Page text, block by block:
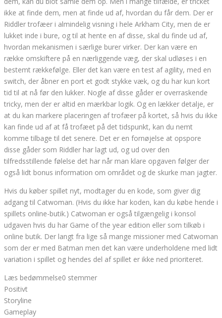
ikke at finde dem, men at finde ud af, hvordan du får dem. Der er
Riddler trofæer i almindelig visning i hele Arkham City, men de er
lukket inde i bure, og til at hente en af ​​disse, skal du finde ud af,
hvordan mekanismen i særlige burer virker. Der kan være en
række omskiftere på en nærliggende væg, der skal udløses i en
bestemt rækkefølge. Eller det kan være en test af agility, med en
switch, der åbner en port et godt stykke væk, og du har kun kort
tid til at nå før den lukker. Nogle af disse gåder er overraskende
tricky, men der er altid en mærkbar logik. Og en lækker detalje, er
at du kan markere placeringen af ​​trofæer på kortet, så hvis du ikke
kan finde ud af at få trofæet på det tidspunkt, kan du nemt
komme tilbage til det senere. Det er en fornøjelse at opspore
disse gåder som Riddler har lagt ud, og ud over den
tilfredsstillende følelse det har når man klare opgaven følger der
også lidt bonus information om området og de skurke man jagter.
Hvis du køber spillet nyt, modtager du en kode, som giver dig
adgang til Catwoman. (Hvis du ikke har koden, kan du købe hende i
spillets online-butik.) Catwoman er også tilgængelig i konsol
udgaven hvis du har Game of the year edition eller som tilkøb i
online butik. Der langt fra lige så mange missioner med Catwoman
som der er med Batman men det kan være underholdene med lidt
variation i spillet og hendes del af spillet er ikke ned prioriteret.
Læs bedømmelse0 stemmer
Positivt
Storyline
Gameplay